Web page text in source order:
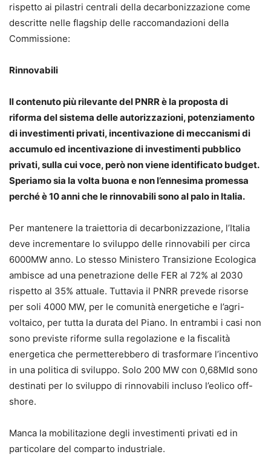
rispetto ai pilastri centrali della decarbonizzazione come
descritte nelle flagship delle raccomandazioni della
Commissione:
Rinnovabili
Il contenuto più rilevante del PNRR è la proposta di
riforma del sistema delle autorizzazioni, potenziamento
di investimenti privati, incentivazione di meccanismi di
accumulo ed incentivazione di investimenti pubblico
privati, sulla cui voce, però non viene identificato budget.
Speriamo sia la volta buona e non l’ennesima promessa
perché è 10 anni che le rinnovabili sono al palo in Italia.
Per mantenere la traiettoria di decarbonizzazione, l’Italia
deve incrementare lo sviluppo delle rinnovabili per circa
6000MW anno. Lo stesso Ministero Transizione Ecologica
ambisce ad una penetrazione delle FER al 72% al 2030
rispetto al 35% attuale. Tuttavia il PNRR prevede risorse
per soli 4000 MW, per le comunità energetiche e l’agri-
voltaico, per tutta la durata del Piano. In entrambi i casi non
sono previste riforme sulla regolazione e la fiscalità
energetica che permetterebbero di trasformare l’incentivo
in una politica di sviluppo. Solo 200 MW con 0,68Mld sono
destinati per lo sviluppo di rinnovabili incluso l’eolico off-
shore.
Manca la mobilitazione degli investimenti privati ed in
particolare del comparto industriale.